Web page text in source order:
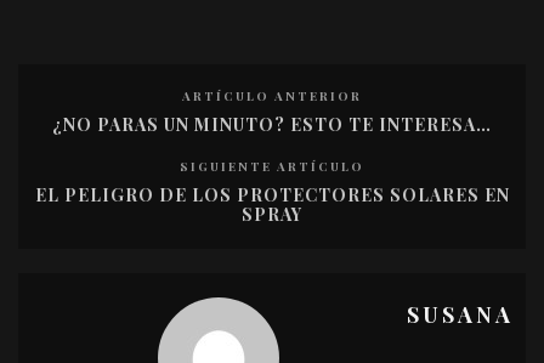
ARTÍCULO ANTERIOR
¿NO PARAS UN MINUTO? ESTO TE INTERESA…
SIGUIENTE ARTÍCULO
EL PELIGRO DE LOS PROTECTORES SOLARES EN
SPRAY
SUSANA